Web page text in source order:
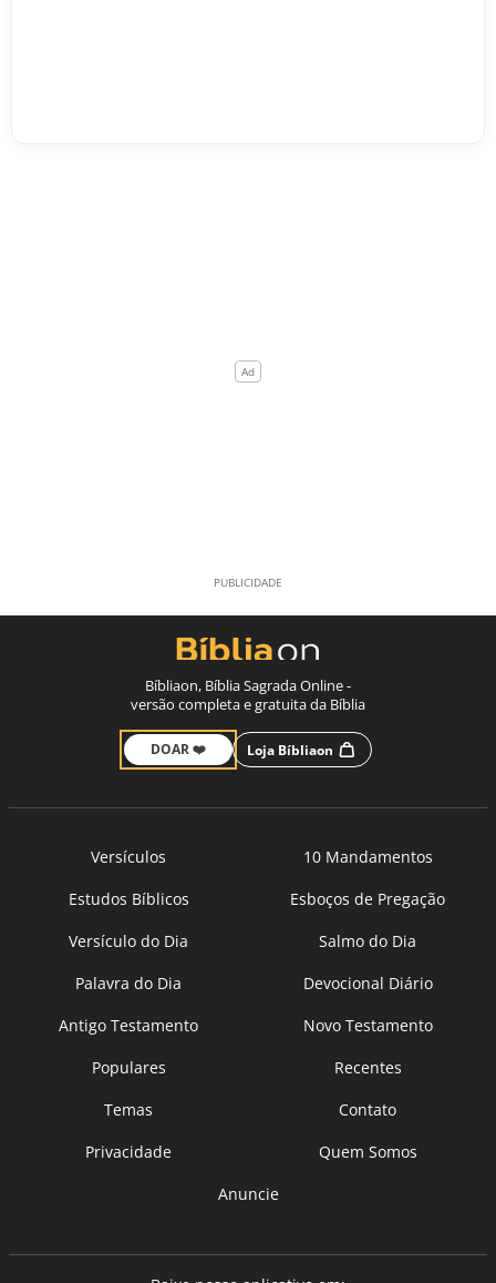
Bíbliaon, Bíblia Sagrada Online -
versão completa e gratuita da Bíblia
DOAR ❤️ Loja Bíbliaon
Versículos
10 Mandamentos
Estudos Bíblicos
Esboços de Pregação
Versículo do Dia
Salmo do Dia
Palavra do Dia
Devocional Diário
Antigo Testamento
Novo Testamento
Populares
Recentes
Temas
Contato
Privacidade
Quem Somos
Anuncie